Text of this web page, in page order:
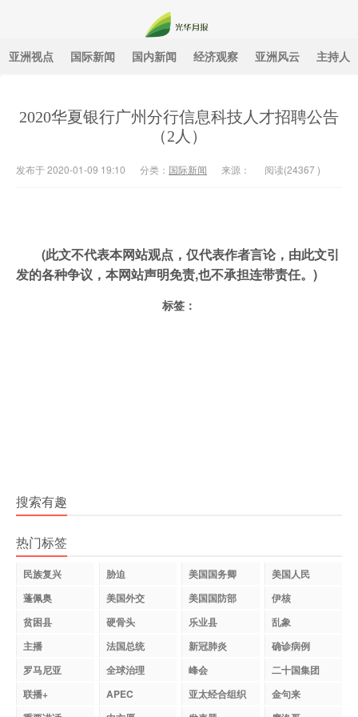
光华月报
亚洲视点 国际新闻 国内新闻 经济观察 亚洲风云 主持人
2020华夏银行广州分行信息科技人才招聘公告
（2人）
发布于 2020-01-09 19:10 分类： 国际新闻 来源： 阅读(24367)
(此文不代表本网站观点，仅代表作者言论，由此文引
发的各种争议，本网站声明免责,也不承担连带责任。)
标签：
搜索有趣
热门标签
民族复兴 胁迫 美国国务卿
美国人民
蓬佩奥
美国外交 美国国防部
伊核
贫困县
硬骨头 乐业县
乱象
主播
法国总统 新冠肺炎
确诊病例
罗马尼亚
全球治理 峰会
二十国集团
联播+
APEC 亚太经合组织
金句来